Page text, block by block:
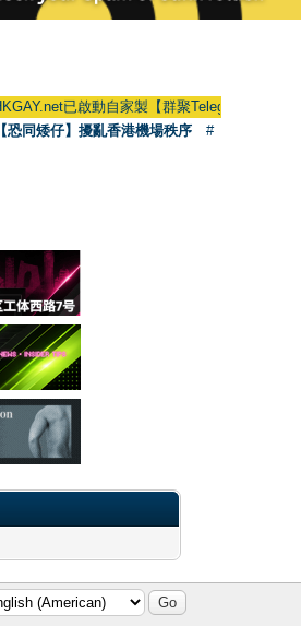
已啟動自家製【群聚Telegram群組】
恐同矮仔】擾亂香港機場秩序
#